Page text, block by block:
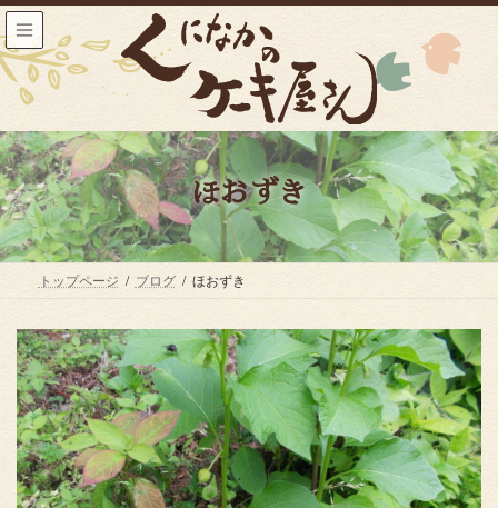
コ
ン
テ
ン
ス
キ
ッ
プ
ナ
ビ
ゲ
ー
ン
に
移
動
ほおずき
トップページ ブログ ほおずき